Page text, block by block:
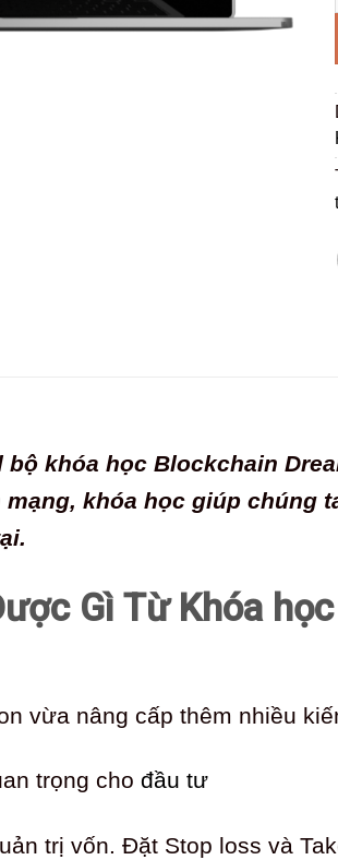
bộ khóa học Blockchain
khóa học giúp chúng
Gì Từ Khóa
vừa nâng cấp thêm nhiều
trọng cho đầu tư
trị vốn. Đặt Stop loss và